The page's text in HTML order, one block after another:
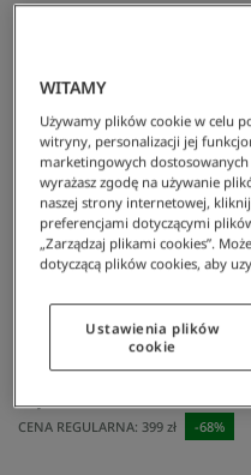
Mężczyzna/Odzież/Koszulki Polo
Lacoste Polo Męskie
129 zł
NAJNIŻSZA CENA Z 30 DNI: 120 zł
CENA REGULARNA: 399 zł -68%
WITAMY
Używamy plików cookie w celu
witryny, personalizacji jej
marketingowych dostosowanych
wyrażasz zgodę na używanie
naszej strony internetowej,
preferencjami dotyczącymi
„Zarządzaj plikami cookies”.
dotyczącą plików cookies, aby
Ustawienia plików
cookie